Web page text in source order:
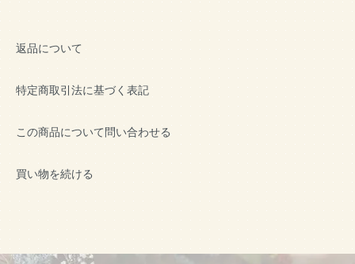
返品について
特定商取引法に基づく表記
この商品について問い合わせる
買い物を続ける